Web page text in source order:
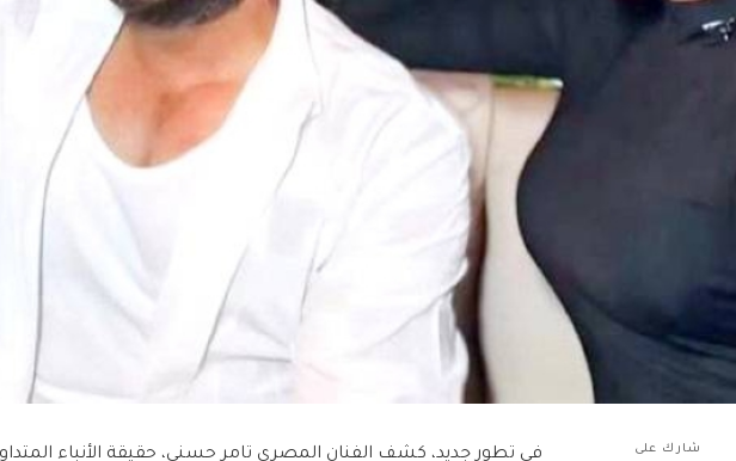
شارك على
في تطور جديد، كشف الفنان المصري تامر حسني، حقيقة الأنباء